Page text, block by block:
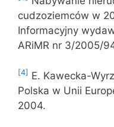
cudzoziemców w
Informacyjny
ARiMR nr 3/2005/
[4] E. Kawecka-
Polska w Unii
2004.